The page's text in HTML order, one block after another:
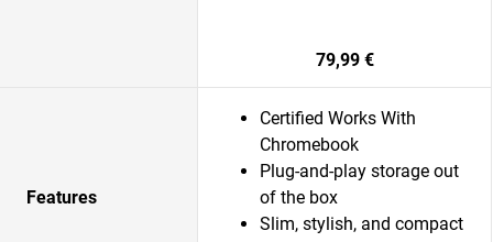
79,99 €
Features
Certified Works With
Chromebook
Plug-and-play storage out
of the box
Slim, stylish, and compact